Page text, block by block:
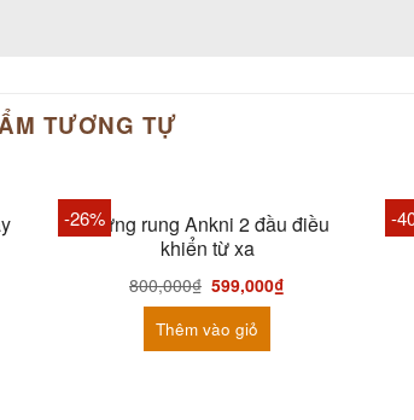
TƯƠNG TỰ
-26%Trứng rung Ankni 2 đầu điều
khiển từ xa
800,000₫ 599,000₫
Thêm vào giỏ
-